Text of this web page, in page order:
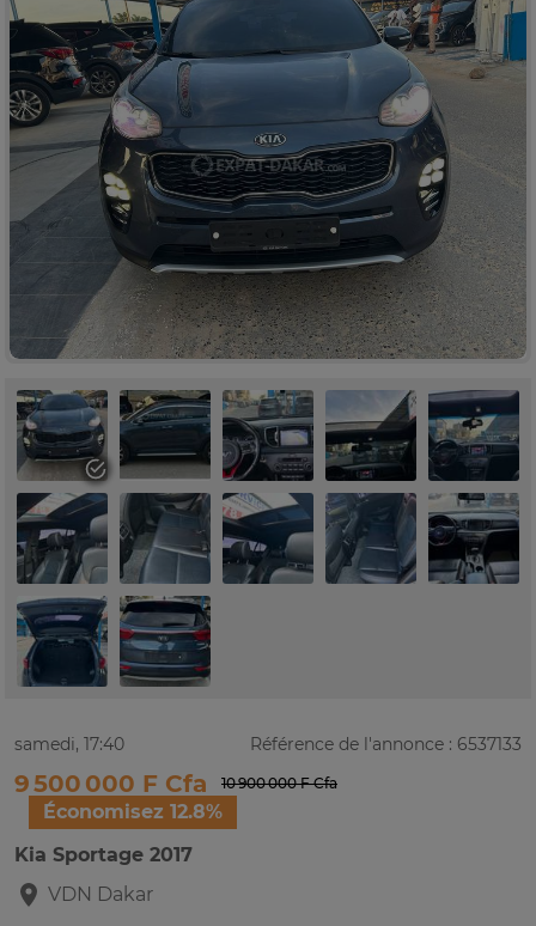
samedi, 17:40 Référence de l'annonce : 6537133
9 500 000 F Cfa 10 900 000 F Cfa
Économisez 12.8%
Kia Sportage 2017
VDN Dakar